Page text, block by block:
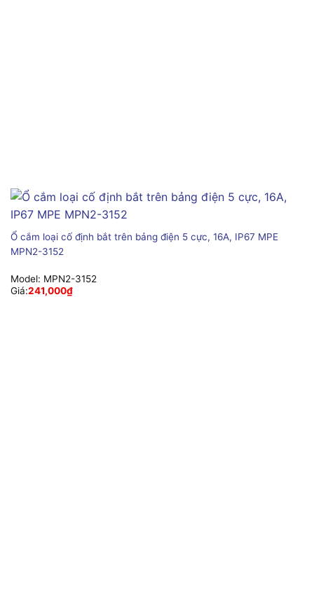
Ổ cắm loại cố định bắt trên bảng điện 5 cực, 16A, IP67 MPE
MPN2-3152
Model: MPN2-3152
Giá:241,000₫